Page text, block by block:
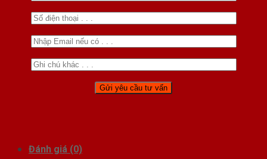
Đánh giá (0)